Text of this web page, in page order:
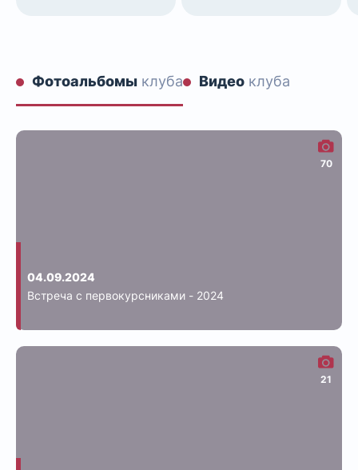
Фотоальбомы клуба Видео клуба
04.09.2024
Встреча с первокурсниками - 2024
70
21